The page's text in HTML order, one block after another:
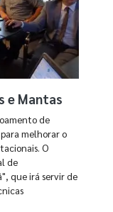
e Mantas
de
melhorar o
O
de
que irá servir de